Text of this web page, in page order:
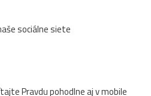
sociálne siete
Pravdu pohodlne aj v mobile